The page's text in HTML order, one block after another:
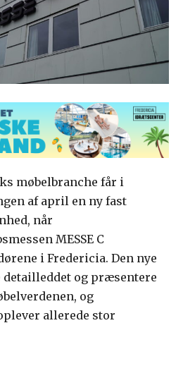
møbelbranche får i
af april en ny fast
når
MESSE C
i Fredericia. Den nye
detailleddet og præsentere
og
allerede stor